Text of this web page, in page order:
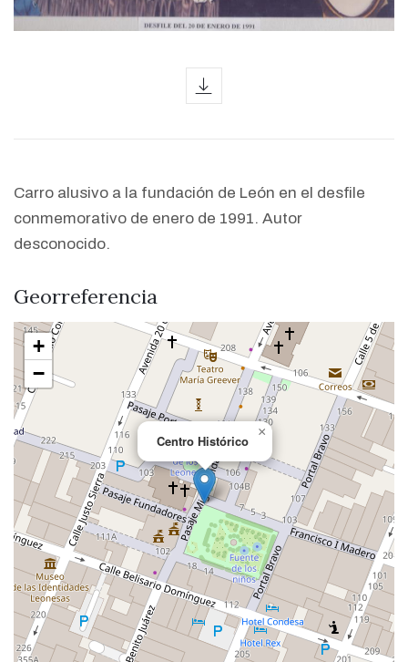
Carro alusivo a la fundación de León en el desfile
conmemorativo de enero de 1991. Autor
desconocido.
Georreferencia
Centro Histórico
×
+
−